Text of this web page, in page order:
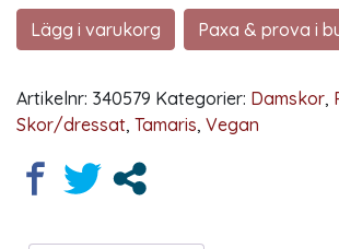
Lägg i varukorg Paxa & prova i
Artikelnr: 340579 Kategorier: Damskor,
Skor/dressat, Tamaris, Vegan